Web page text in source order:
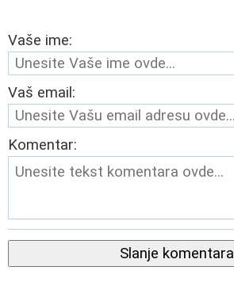
Vaše ime:
Vaš email:
Komentar:
Slanje komentara